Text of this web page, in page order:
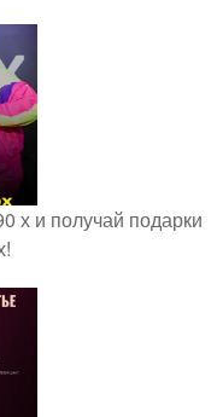
х и получай подарки